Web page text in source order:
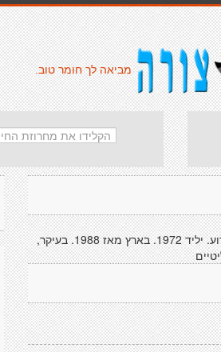
מביאה לך חומר טוב.
משורר ופעיל ציבור ידוע. יליד 1972. בארץ מאז 1988. בעיקר,